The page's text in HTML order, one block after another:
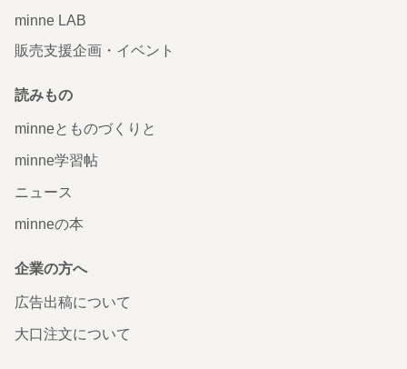
minne LAB
販売支援企画・イベント
読みもの
minneとものづくりと
minne学習帖
ニュース
minneの本
企業の方へ
広告出稿について
大口注文について